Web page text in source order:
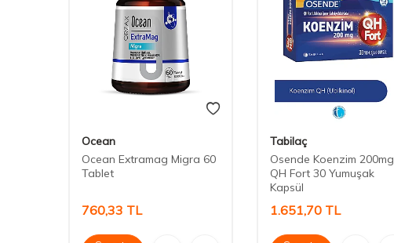
Ocean
Ocean Extramag Migra 60
Tablet
760,33 TL
Tabilaç
Osende Koenzim 200mg
QH Fort 30 Yumuşak
Kapsül
1.651,70 TL